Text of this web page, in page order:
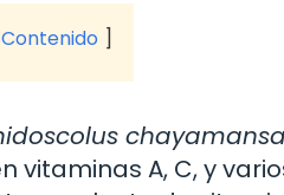
chayamansa
vitaminas A, C, y